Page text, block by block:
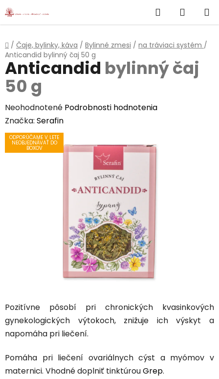
Prejsť
na
Hľadať
KOŠÍK
Domov
/ Čaje, bylinky, káva / Bylinné zmesi / na tráviaci systém /
Anticandid bylinný čaj 50 g
Pozitívne pôsobí pri chronických kvasinkových
gynekologických výtokoch, znižuje ich výskyt a
napomáha pri liečení.
Pomáha pri liečení ovariálnych cýst a myómov v
maternici. Vhodné doplniť tinktúrouGrep.
Anticandid bylinný čaj
50 g
Priemerné
hodnotenie
produktu
Neohodnotené Podrobnosti hodnotenia
Značka: Serafin
ODPORÚČAME V LETE
NEOBJEDNÁVAŤ DO
BOXOV